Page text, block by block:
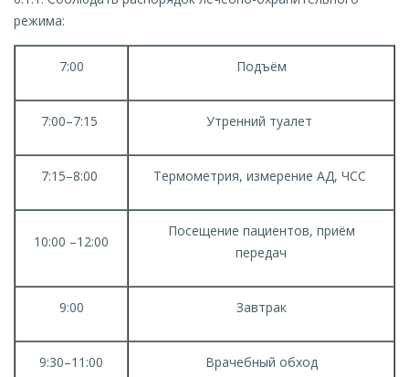
режима:
7:00 Подъём
7:00–7:15 Утренний туалет
7:15–8:00 Термометрия, измерение АД, ЧСС
10:00 –12:00
Посещение пациентов, приём
передач
9:00 Завтрак
9:30–11:00 Врачебный обход